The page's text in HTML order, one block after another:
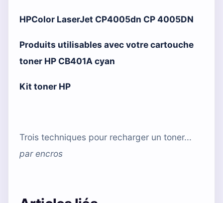
HPColor LaserJet CP4005dn CP 4005DN
Produits utilisables avec votre cartouche
toner HP CB401A cyan
Kit toner HP
Trois techniques pour recharger un toner...
parencros